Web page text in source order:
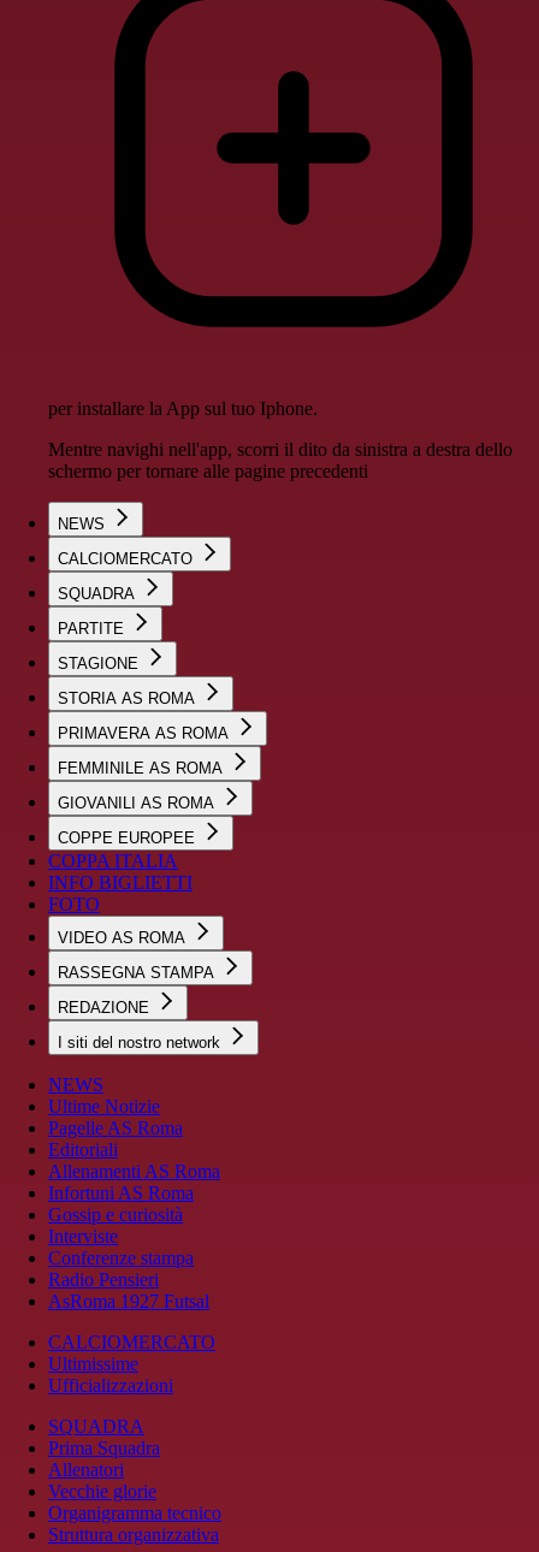
per installare la App sul tuo Iphone.
Mentre navighi nell'app, scorri il dito da sinistra a destra dello
schermo per tornare alle pagine precedenti
NEWS
CALCIOMERCATO
SQUADRA
PARTITE
STAGIONE
STORIA AS ROMA
PRIMAVERA AS ROMA
FEMMINILE AS ROMA
GIOVANILI AS ROMA
COPPE EUROPEE
COPPA ITALIA
INFO BIGLIETTI
FOTO
VIDEO AS ROMA
RASSEGNA STAMPA
REDAZIONE
I siti del nostro network
NEWS
Ultime Notizie
Pagelle AS Roma
Editoriali
Allenamenti AS Roma
Infortuni AS Roma
Gossip e curiosità
Interviste
Conferenze stampa
Radio Pensieri
AsRoma 1927 Futsal
CALCIOMERCATO
Ultimissime
Ufficializzazioni
SQUADRA
Prima Squadra
Allenatori
Vecchie glorie
Organigramma tecnico
Struttura organizzativa